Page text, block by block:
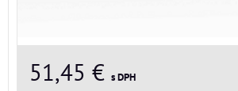
51,45 € s DPH